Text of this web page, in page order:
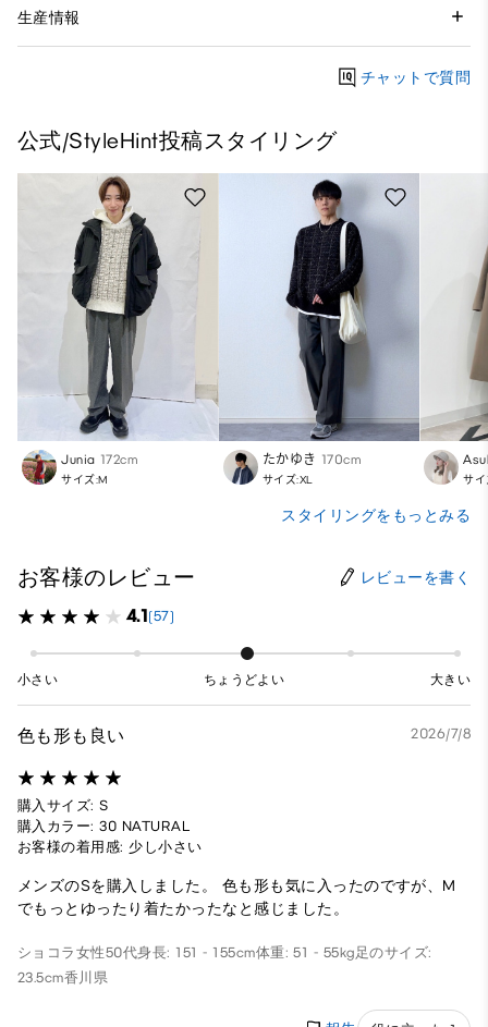
生産情報
チャットで質問
公式/StyleHint投稿スタイリング
Junia 172cm
サイズ:M
たかゆき 170cm
サイズ:XL サイ
スタイリングをもっとみる
お客様のレビュー レビューを書く
4.1(57)
小さい ちょうどよい 大きい
色も形も良い 2026/7/8
購入サイズ: S
購入カラー: 30 NATURAL
お客様の着用感: 少し小さい
メンズのSを購入しました。 色も形も気に入ったのですが、M
でもっとゆったり着たかったなと感じました。
ショコラ 女性50代身長: 151 - 155cm体重: 51 - 55kg足のサイズ:
23.5cm香川県